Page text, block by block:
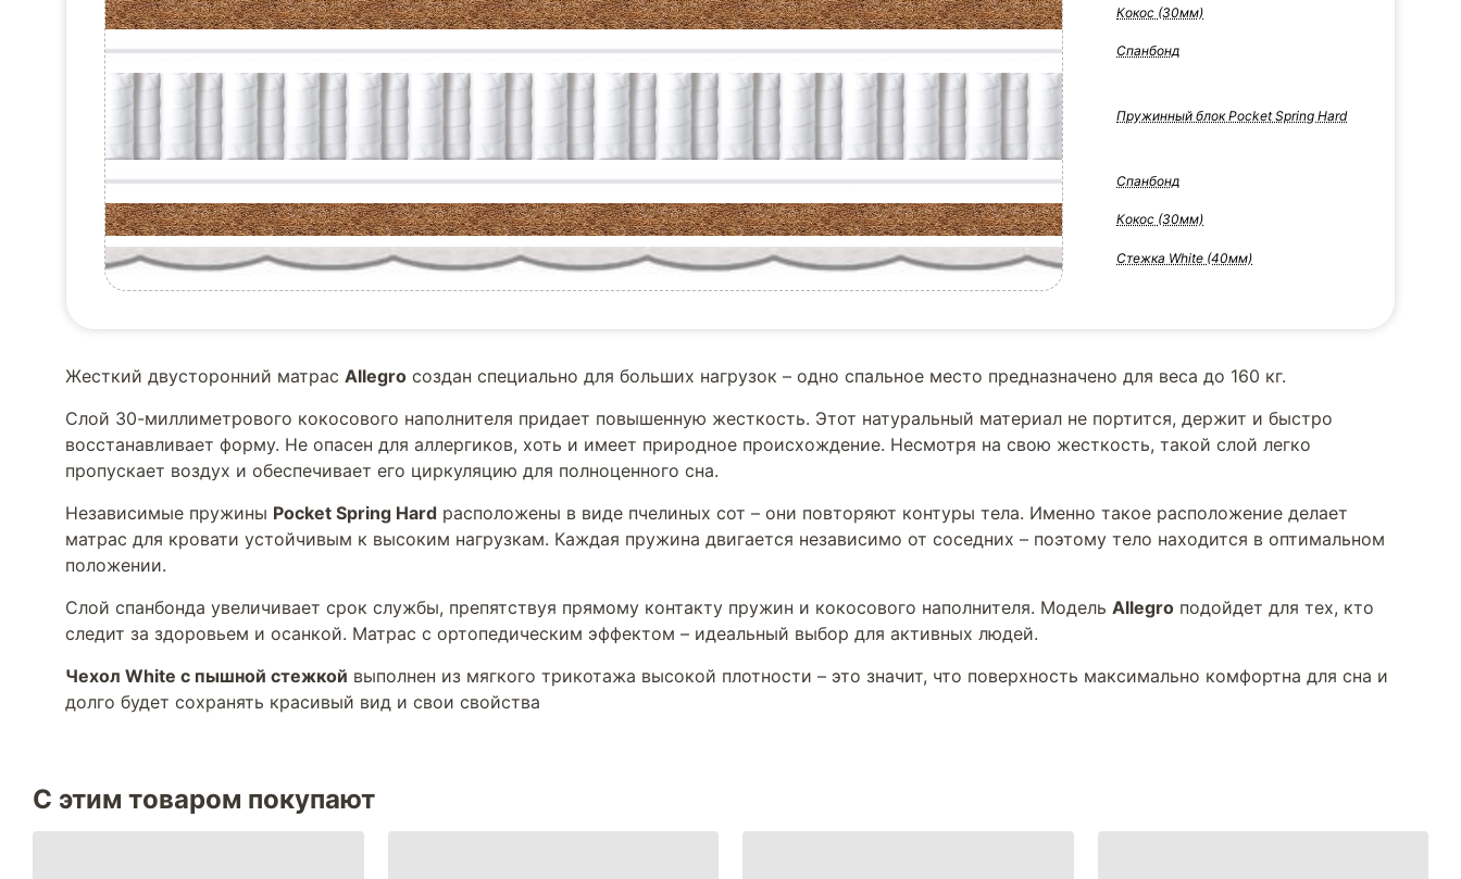
Кокос (30мм)
Спанбонд
Пружинный блок Pocket Spring Hard
Спанбонд
Кокос (30мм)
Стежка White (40мм)
Жесткий двусторонний матрас Allegro создан специально для больших нагрузок – одно спальное место предназначено для веса до 160 кг.
Слой 30-миллиметрового кокосового наполнителя придает повышенную жесткость. Этот натуральный материал не портится, держит и быстро
восстанавливает форму. Не опасен для аллергиков, хоть и имеет природное происхождение. Несмотря на свою жесткость, такой слой легко
пропускает воздух и обеспечивает его циркуляцию для полноценного сна.
Независимые пружины Pocket Spring Hard расположены в виде пчелиных сот – они повторяют контуры тела. Именно такое расположение делает
матрас для кровати устойчивым к высоким нагрузкам. Каждая пружина двигается независимо от соседних – поэтому тело находится в оптимальном
положении.
Слой спанбонда увеличивает срок службы, препятствуя прямому контакту пружин и кокосового наполнителя. Модель Allegro подойдет для тех, кто
следит за здоровьем и осанкой. Матрас с ортопедическим эффектом – идеальный выбор для активных людей.
Чехол White с пышной стежкой выполнен из мягкого трикотажа высокой плотности – это значит, что поверхность максимально комфортна для сна и
долго будет сохранять красивый вид и свои свойства
С этим товаром покупают